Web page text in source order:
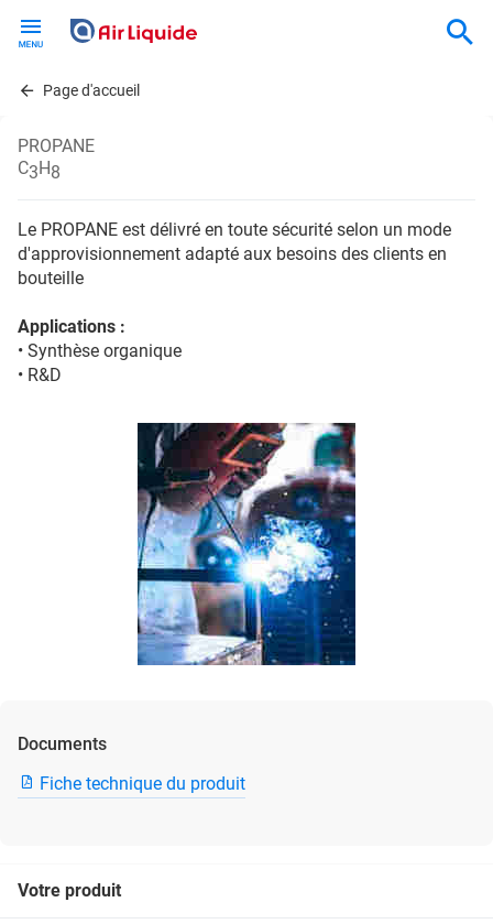
contentPage d'accueil
PROPANE
C3H8
Le PROPANE est délivré en toute sécurité selon un mode
d'approvisionnement adapté aux besoins des clients en
bouteille
Applications :
• Synthèse organique
• R&D
Documents
Fiche technique du produit
Votre produit